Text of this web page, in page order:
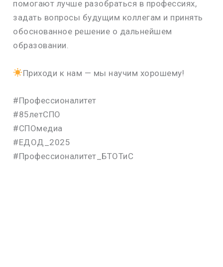
помогают лучше разобраться в профессиях,
задать вопросы будущим коллегам и принять
обоснованное решение о дальнейшем
образовании.
Приходи к нам — мы научим хорошему!
#Профессионалитет
#85летСПО
#СПОмедиа
#ЕДОД_2025
#Профессионалитет_БТОТиС